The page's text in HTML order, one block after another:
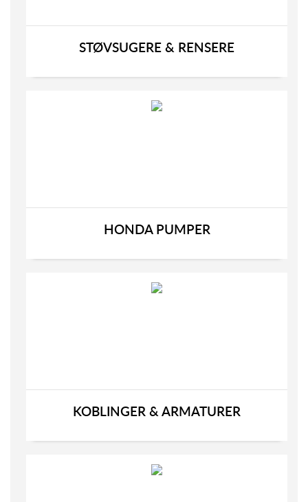
STØVSUGERE & RENSERE
HONDA PUMPER
KOBLINGER & ARMATURER